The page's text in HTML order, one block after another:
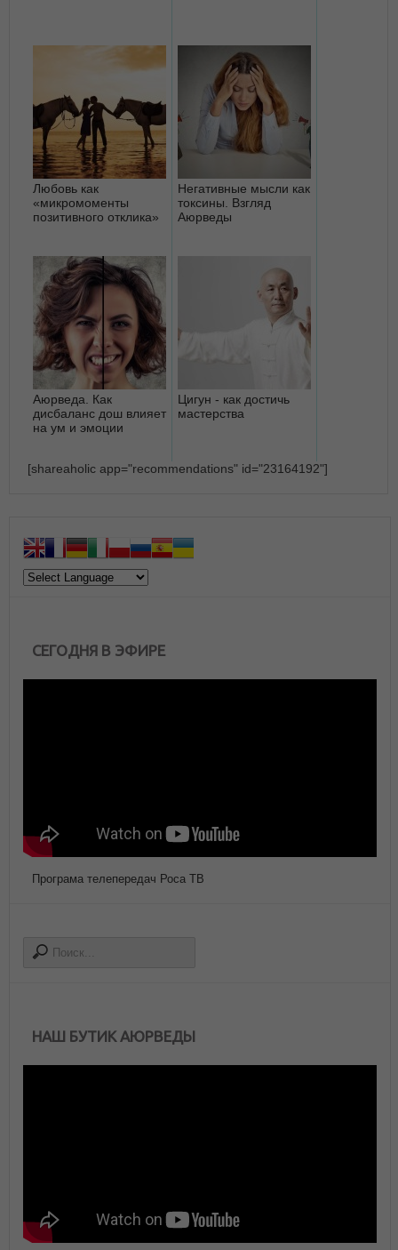
Любовь как
«микромоменты
позитивного отклика»
Негативные мысли как
токсины. Взгляд
Аюрведы
Аюрведа. Как
дисбаланс дош влияет
на ум и эмоции
Цигун - как достичь
мастерства
[shareaholic app="recommendations" id="23164192"]
СЕГОДНЯ В ЭФИРЕ
Програма телепередач Роса ТВ
НАШ БУТИК АЮРВЕДЫ